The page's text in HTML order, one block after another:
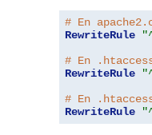
# En
RewriteRule
# En
RewriteRule
# En
RewriteRule